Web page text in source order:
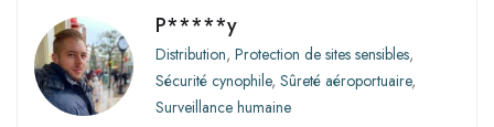
P*****y
Distribution, Protection de sites sensibles,
Sécurité cynophile, Sûreté aéroportuaire,
Surveillance humaine